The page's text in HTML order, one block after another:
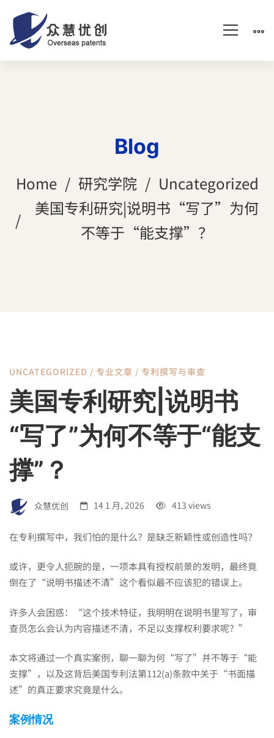
Blog
Home 研究学院
Uncategorized
美国专利研究|说明书“写了”为何
不等于“能支撑”？
美
国
专
利
研
究|
说
明
书
UNCATEGORIZED / 专业文章 / 专利撰写与审查
美国专利研究|说明书
“写了”为何不等于“能支
撑”？
众慧优创 14 1 月, 2026 413 views
在专利撰写中，我们怕的是什么？是缺乏新颖性或创造性吗？
或许，更令人扼腕的是，一项本具有授权前景的发明，最终竟
倒在了“说明书描述不清”这个看似最不应该犯的错误上。
许多人会困惑：“这个技术特征，我明明在说明书里写了，审
查员怎么会认为内容描述不清，不足以支撑权利要求呢？”
本文将通过一个真实案例，聊一聊为何“写了”并不等于“能
支撑”，以及这背后美国专利法第112(a)条款中关于“书面描
述”的真正要求究竟是什么。
案例情况